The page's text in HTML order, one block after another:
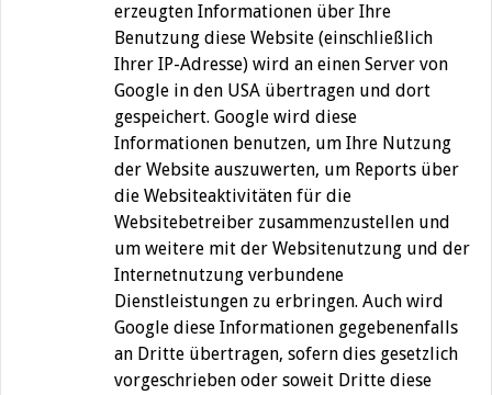
erzeugten Informationen über Ihre
Benutzung diese Website (einschließlich
Ihrer IP-Adresse) wird an einen Server von
Google in den USA übertragen und dort
gespeichert. Google wird diese
Informationen benutzen, um Ihre Nutzung
der Website auszuwerten, um Reports über
die Websiteaktivitäten für die
Websitebetreiber zusammenzustellen und
um weitere mit der Websitenutzung und der
Internetnutzung verbundene
Dienstleistungen zu erbringen. Auch wird
Google diese Informationen gegebenenfalls
an Dritte übertragen, sofern dies gesetzlich
vorgeschrieben oder soweit Dritte diese